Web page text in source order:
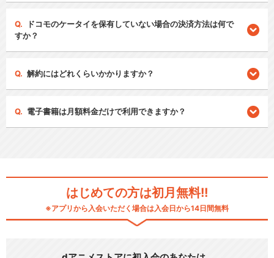
ドコモのケータイを保有していない場合の決済方法は何で
すか？
解約にはどれくらいかかりますか？
電子書籍は月額料金だけで利用できますか？
はじめての方は初月無料!!
※アプリから入会いただく場合は入会日から14日間無料